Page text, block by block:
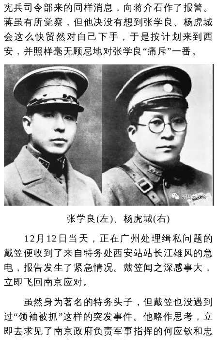
宪兵司令部来的同样消息，向蒋介石作了报警。
蒋虽有所觉察，但他决没有想到张学良、杨虎城
会这么快贸然对自己下手，于是按计划来到西
安，并照样毫无顾忌地对张学良“痛斥”一番。
张学良(左)、杨虎城(右)
12月12日当天，正在广州处理缉私问题的
戴笠便收到了来自特务处西安站站长江雄风的急
电，报告发生了紧急情况。戴笠闻之深感事大，
立即飞回南京应对。
虽然身为著名的特务头子，但戴笠也没遇到
过“领袖被抓”这样的突发事件。他略作思考，立
即去求见了南京政府负责军事指挥的何应钦和忠